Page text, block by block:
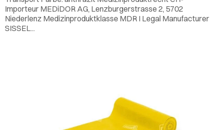
Importeur MEDiDOR AG, Lenzburgerstrasse 2, 5702
Niederlenz Medizinproduktklasse MDR I Legal Manufacturer
SISSEL...